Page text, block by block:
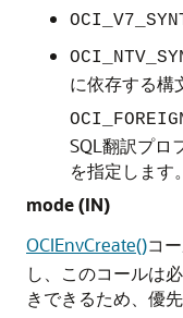
に依存する構
SQL翻訳プロ
を指定します。
mode(IN)
OCIEnvCreate()コ
し、このコールは
きできるため、優